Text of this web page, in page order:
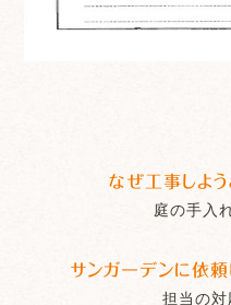
なぜ工事しよ
庭の手入
サンガーデンに依
担当の